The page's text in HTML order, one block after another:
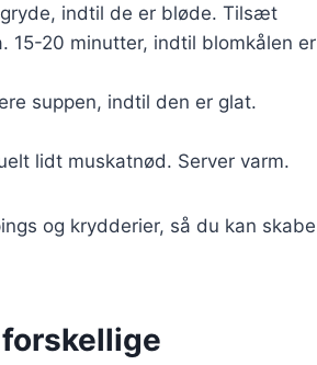
indtil de er bløde. Tilsæt
15-20 minutter, indtil blomkålen er
suppen, indtil den er glat.
lidt muskatnød. Server varm.
og krydderier, så du kan skabe